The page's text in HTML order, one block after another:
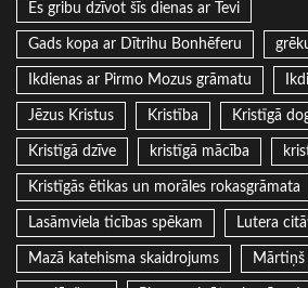
Es gribu dzīvot šīs dienas ar Tevi
Gads kopa ar Dītrihu Bonhēferu
Ikdienas ar Pirmo Mozus grāmatu
Jēzus Kristus Kristība Kristīgā
Kristīgā dzīve kristīgā mācība
Kristīgās ētikas un morāles rokasgrāmata
Lasāmviela ticības spēkam Lutera
Mazā katehisma skaidrojums Mārtiņš